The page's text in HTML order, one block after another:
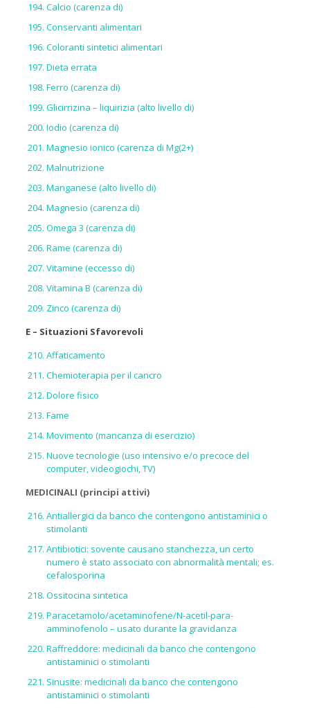
Calcio (carenza di)
Conservanti alimentari
Coloranti sintetici alimentari
Dieta errata
Ferro (carenza di)
Glicirrizina – liquirizia (alto livello di)
Iodio (carenza di)
Magnesio ionico (carenza di Mg(2+)
Malnutrizione
Manganese (alto livello di)
Magnesio (carenza di)
Omega 3 (carenza di)
Rame (carenza di)
Vitamine (eccesso di)
Vitamina B (carenza di)
Zinco (carenza di)
E – Situazioni Sfavorevoli
Affaticamento
Chemioterapia per il cancro
Dolore fisico
Fame
Movimento (mancanza di esercizio)
Nuove tecnologie (uso intensivo e/o precoce del
computer, videogiochi, TV)
MEDICINALI (principi attivi)
Antiallergici da banco che contengono antistaminici o
stimolanti
Antibiotici: sovente causano stanchezza, un certo
numero è stato associato con abnormalità mentali; es.
cefalosporina
Ossitocina sintetica
Paracetamolo/acetaminofene/N-acetil-para-
amminofenolo – usato durante la gravidanza
Raffreddore: medicinali da banco che contengono
antistaminici o stimolanti
Sinusite: medicinali da banco che contengono
antistaminici o stimolanti